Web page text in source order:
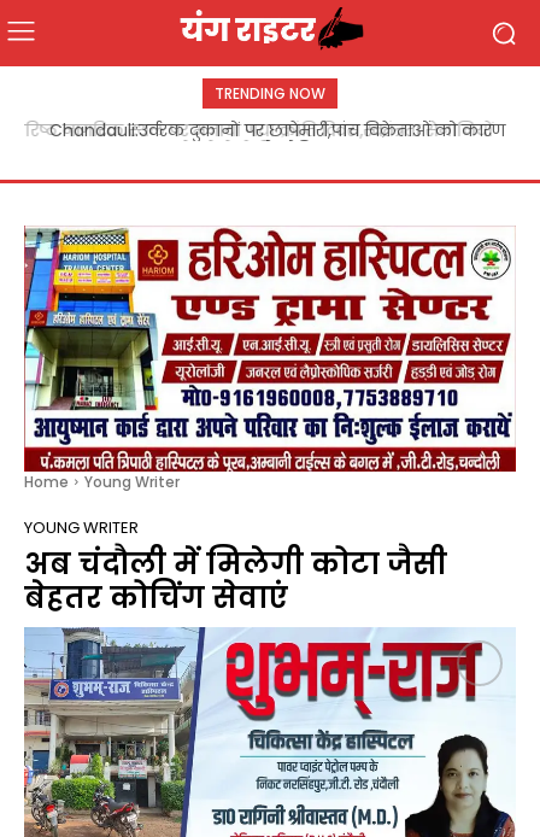
TRENDING NOW
Chandauli:उर्वरक दुकानों पर छापेमारी,पांच विक्रेताओं को कारण
Home Young Writer
YOUNG WRITER
अब चंदौली में मिलेगी कोटा जैसी
बेहतर कोचिंग सेवाएं